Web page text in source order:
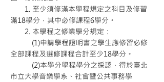
1. 至少須修滿本學程規定之科目及修習
滿18學分，其中必修課程6學分。
2. 本學程之修業學分規定：
(1)申請學程證明書之學生應修習必修
全部課程及選修課程合計至少18學分。
(2)本學分學程學分之採認，得於臺北
市立大學音樂學系、社會暨公共事務學